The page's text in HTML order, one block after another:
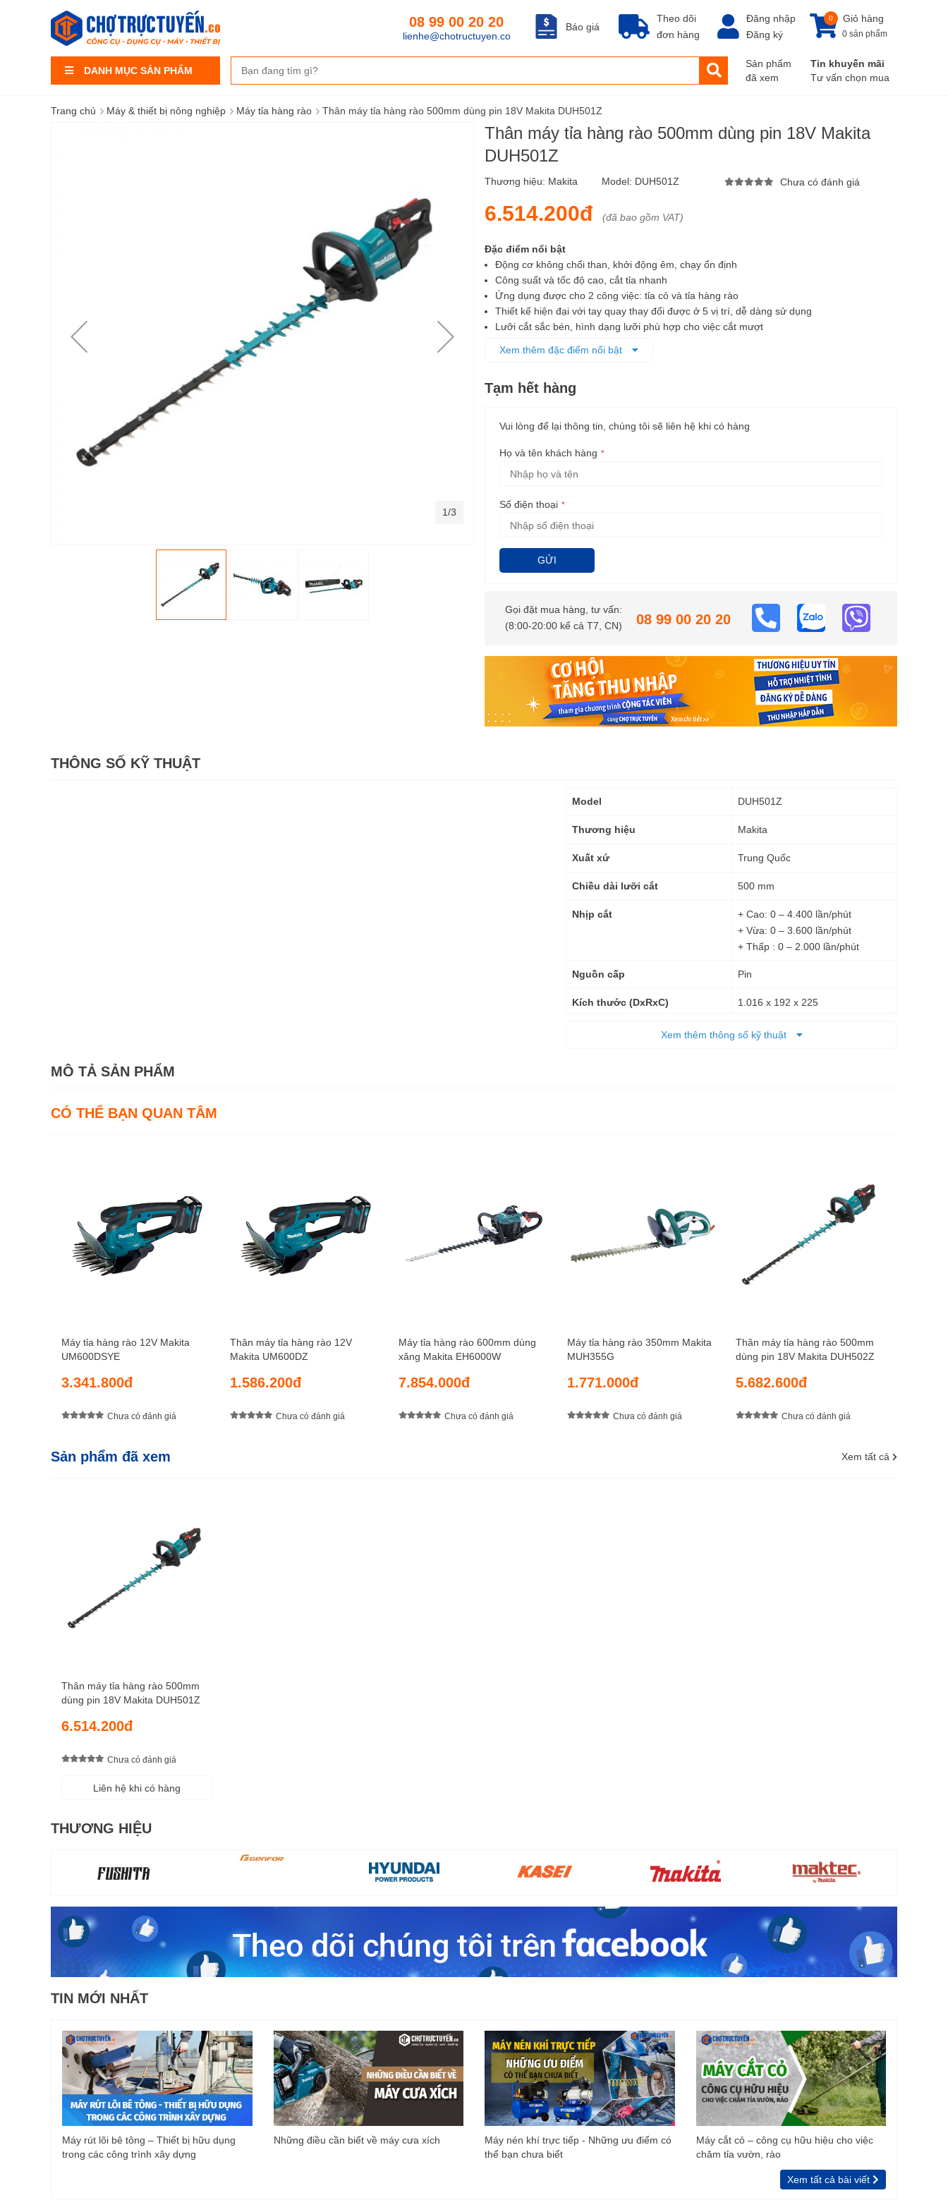
DANH MỤC SẢN PHẨM
Theo dõi
đơn hàng
Báo giá
08 99 00 20 20
lienhe@chotructuyen.co
Đăng nhập
Đăng ký
Giỏ hàng
0
0 sản phẩm
Sản phẩm
đã xem
Tin khuyến mãi
Tư vấn chọn mua
Trang chủ › Máy & thiết bị nông nghiệp › Máy tỉa hàng rào › Thân máy tỉa hàng rào 500mm dùng pin 18V Makita DUH501Z
Thân máy tỉa hàng rào 500mm dùng pin 18V Makita
DUH501Z
Thương hiệu: Makita Model: DUH501Z Chưa có đánh giá
6.514.200đ (đã bao gồm VAT)
Đặc điểm nổi bật
Động cơ không chổi than, khởi động êm, chạy ổn định
Công suất và tốc độ cao, cắt tỉa nhanh
Ứng dụng được cho 2 công việc: tỉa cỏ và tỉa hàng rào
Thiết kế hiện đại với tay quay thay đổi được ở 5 vị trí, dễ dàng sử dụng
Lưỡi cắt sắc bén, hình dạng lưỡi phù hợp cho việc cắt mượt
Xem thêm đặc điểm nổi bật
Tạm hết hàng
Vui lòng để lại thông tin, chúng tôi sẽ liên hệ khi có hàng
Họ và tên khách hàng
Số điện thoại
GỬI
Gọi đặt mua hàng, tư vấn:
(8:00-20:00 kể cả T7, CN)
08 99 00 20 20
1/3
THÔNG SỐ KỸ THUẬT
Thông
kỹ
Model DUH501Z
Thương hiệu Makita
Xuất xứ Trung Quốc
Chiều dài lưỡi cắt 500 mm
Nhịp cắt
+ Cao: 0 – 4.400 lần/phút
+ Vừa: 0 – 3.600 lần/phút
+ Thấp : 0 – 2.000 lần/phút
Nguồn cấp Pin
Kích thước (DxRxC) 1.016 x 192 x 225
3.8 kg - 4,2 kg
Xem thêm thông số kỹ thuật
MÔ TẢ SẢN PHẨM
CÓ THỂ BẠN QUAN TÂM
Máy tỉa hàng rào 12V Makita
UM600DSYE
3.341.800đ
Chưa có đánh giá
Thân máy tỉa hàng rào 12V
Makita UM600DZ
1.586.200đ
Chưa có đánh giá
Máy tỉa hàng rào 600mm dùng
xăng Makita EH6000W
7.854.000đ
Chưa có đánh giá
Máy tỉa hàng rào 350mm Makita
MUH355G
1.771.000đ
Chưa có đánh giá
Thân máy tỉa hàng rào 500mm
dùng pin 18V Makita DUH502Z
5.682.600đ
Chưa có đánh giá
Sản phẩm đã xem Xem tất cả
Thân máy tỉa hàng rào 500mm
dùng pin 18V Makita DUH501Z
6.514.200đ
Chưa có đánh giá
Liên hệ khi có hàng
THƯƠNG HIỆU
TIN MỚI NHẤT
Máy rút lõi bê tông – Thiết bị hữu dụng
trong các công trình xây dựng
Những điều cần biết về máy cưa xích
Máy nén khí trực tiếp - Những ưu điểm có
thể bạn chưa biết
Máy cắt cỏ – công cụ hữu hiệu cho việc
chăm tỉa vườn, rào
Xem tất cả bài viết